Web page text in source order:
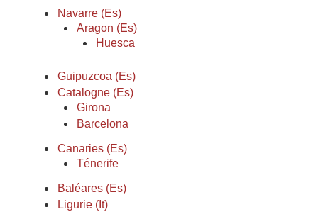
Navarre (Es)
Aragon (Es)
Huesca
Guipuzcoa (Es)
Catalogne (Es)
Girona
Barcelona
Canaries (Es)
Ténerife
Baléares (Es)
Ligurie (It)